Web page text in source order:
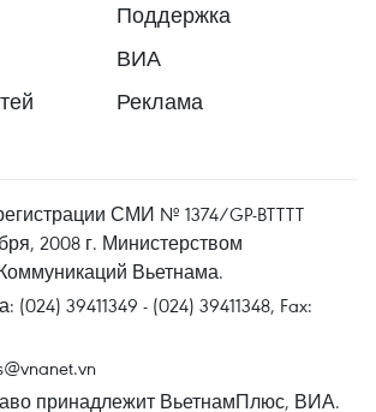
Поддержка
ВИА
Реклама
СМИ № 1374/GP-BTTTT
2008 г. Министерством
Вьетнама.
39411349 - (024) 39411348, Fax:
принадлежит ВьетнамПлюс, ВИА.